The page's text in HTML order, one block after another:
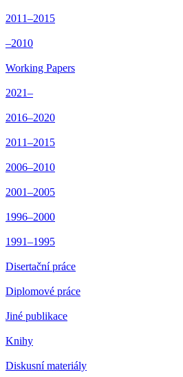
2011–2015
–2010
Working Papers
2021–
2016–2020
2011–2015
2006–2010
2001–2005
1996–2000
1991–1995
Disertační práce
Diplomové práce
Jiné publikace
Knihy
Diskusní materiály